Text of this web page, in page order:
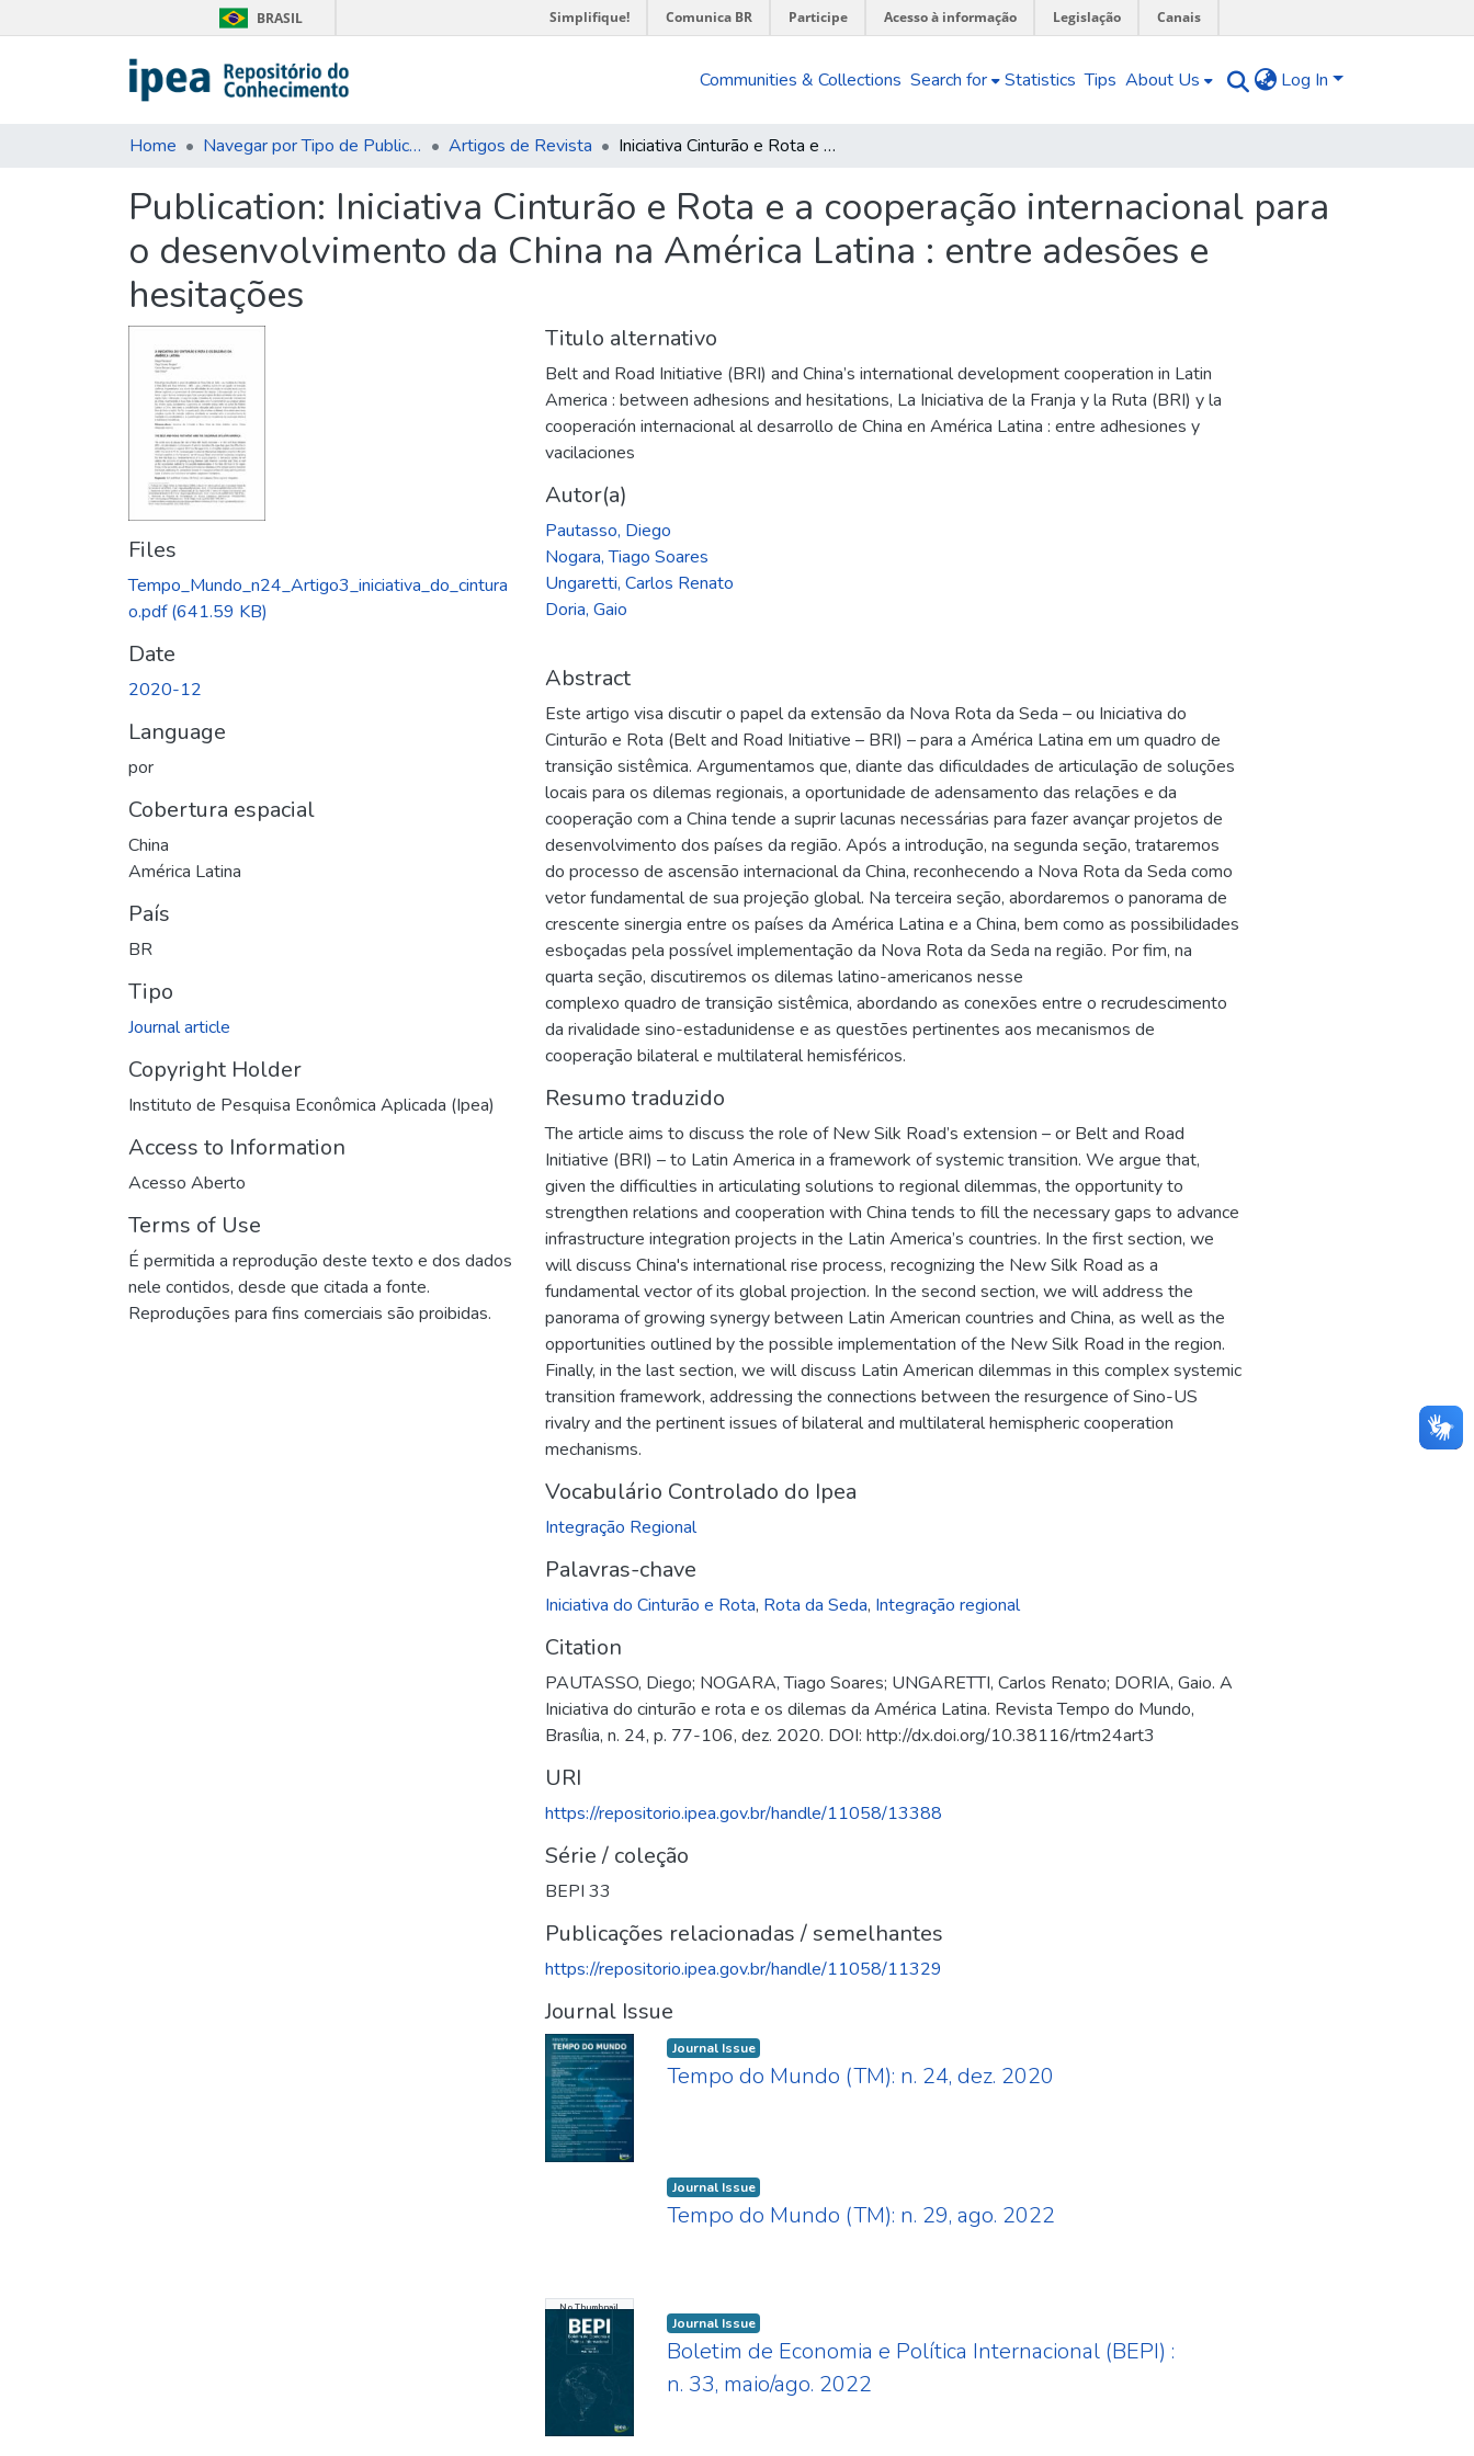
BRASIL Simplifique! Comunica BR Participe Acesso à informação Legislação Canais
Communities & Collections Search for Statistics Tips About Us Log In
Home Navegar por Tipo de Publicação Artigos de Revista Iniciativa Cinturão e Rota e a cooperação internacional para o desenvolvimento da China na América Latina : entre adesões e hesitações
Publication: Iniciativa Cinturão e Rota e a cooperação internacional para
o desenvolvimento da China na América Latina : entre adesões e
hesitações
Files
Tempo_Mundo_n24_Artigo3_iniciativa_do_cintura
o.pdf(641.59 KB)
Date
2020-12
Language
por
Cobertura espacial
China
América Latina
País
BR
Tipo
Journal article
Copyright Holder
Instituto de Pesquisa Econômica Aplicada (Ipea)
Access to Information
Acesso Aberto
Terms of Use
É permitida a reprodução deste texto e dos dados
nele contidos, desde que citada a fonte.
Reproduções para fins comerciais são proibidas.
Titulo alternativo
Belt and Road Initiative (BRI) and China’s international development cooperation in Latin
America : between adhesions and hesitations, La Iniciativa de la Franja y la Ruta (BRI) y la
cooperación internacional al desarrollo de China en América Latina : entre adhesiones y
vacilaciones
Autor(a)
Pautasso, Diego
Nogara, Tiago Soares
Ungaretti, Carlos Renato
Doria, Gaio
Abstract
Este artigo visa discutir o papel da extensão da Nova Rota da Seda – ou Iniciativa do
Cinturão e Rota (Belt and Road Initiative – BRI) – para a América Latina em um quadro de
transição sistêmica. Argumentamos que, diante das dificuldades de articulação de soluções
locais para os dilemas regionais, a oportunidade de adensamento das relações e da
cooperação com a China tende a suprir lacunas necessárias para fazer avançar projetos de
desenvolvimento dos países da região. Após a introdução, na segunda seção, trataremos
do processo de ascensão internacional da China, reconhecendo a Nova Rota da Seda como
vetor fundamental de sua projeção global. Na terceira seção, abordaremos o panorama de
crescente sinergia entre os países da América Latina e a China, bem como as possibilidades
esboçadas pela possível implementação da Nova Rota da Seda na região. Por fim, na
quarta seção, discutiremos os dilemas latino-americanos nesse
complexo quadro de transição sistêmica, abordando as conexões entre o recrudescimento
da rivalidade sino-estadunidense e as questões pertinentes aos mecanismos de
cooperação bilateral e multilateral hemisféricos.
Resumo traduzido
The article aims to discuss the role of New Silk Road’s extension – or Belt and Road
Initiative (BRI) – to Latin America in a framework of systemic transition. We argue that,
given the difficulties in articulating solutions to regional dilemmas, the opportunity to
strengthen relations and cooperation with China tends to fill the necessary gaps to advance
infrastructure integration projects in the Latin America’s countries. In the first section, we
will discuss China's international rise process, recognizing the New Silk Road as a
fundamental vector of its global projection. In the second section, we will address the
panorama of growing synergy between Latin American countries and China, as well as the
opportunities outlined by the possible implementation of the New Silk Road in the region.
Finally, in the last section, we will discuss Latin American dilemmas in this complex systemic
transition framework, addressing the connections between the resurgence of Sino-US
rivalry and the pertinent issues of bilateral and multilateral hemispheric cooperation
mechanisms.
Vocabulário Controlado do Ipea
Integração Regional
Palavras-chave
Iniciativa do Cinturão e Rota, Rota da Seda, Integração regional
Citation
PAUTASSO, Diego; NOGARA, Tiago Soares; UNGARETTI, Carlos Renato; DORIA, Gaio. A
Iniciativa do cinturão e rota e os dilemas da América Latina. Revista Tempo do Mundo,
Brasília, n. 24, p. 77-106, dez. 2020. DOI: http://dx.doi.org/10.38116/rtm24art3
URI
https://repositorio.ipea.gov.br/handle/11058/13388
Série / coleção
BEPI 33
Publicações relacionadas / semelhantes
https://repositorio.ipea.gov.br/handle/11058/11329
Journal Issue
Journal Issue
Tempo do Mundo (TM): n. 24, dez. 2020
No Thumbnail
Available
Journal Issue
Tempo do Mundo (TM): n. 29, ago. 2022
Journal Issue
Boletim de Economia e Política Internacional (BEPI) :
n. 33, maio/ago. 2022